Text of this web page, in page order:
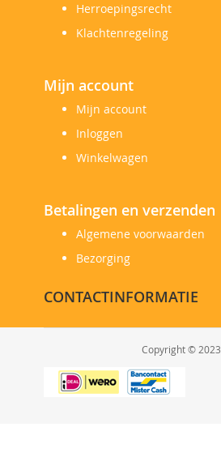
Herroepingsrecht
Klachtenregeling
Mijn account
Mijn account
Inloggen
Winkelwagen
Betalingen en verzenden
Algemene voorwaarden
Bezorging
CONTACTINFORMATIE
Copyright © 2023